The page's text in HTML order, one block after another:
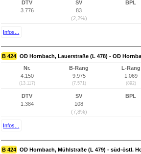
DTV
3.776
SV
83
(2,2%)
BPL
Infos...
B 424 OD Hornbach, Lauerstraße (L 478) - OD
Nr.
4.150
(13.117)
B-Rang
9.975
(7.571)
L-Rang
1.069
(892)
DTV
1.384
SV
108
(7,8%)
BPL
Infos...
B 424 OD Hornbach, Mühlstraße (L 479) - süd-östl.